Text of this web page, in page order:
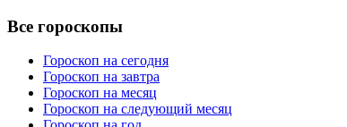
Все гороскопы
Гороскоп на сегодня
Гороскоп на завтра
Гороскоп на месяц
Гороскоп на следующий месяц